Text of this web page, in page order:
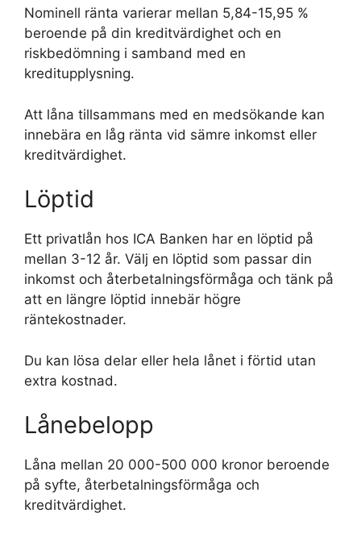
Nominell ränta varierar mellan 5,84-15,95 %
beroende på din kreditvärdighet och en
riskbedömning i samband med en
kreditupplysning.
Att låna tillsammans med en medsökande kan
innebära en låg ränta vid sämre inkomst eller
kreditvärdighet.
Löptid
Ett privatlån hos ICA Banken har en löptid på
mellan 3-12 år. Välj en löptid som passar din
inkomst och återbetalningsförmåga och tänk på
att en längre löptid innebär högre
räntekostnader.
Du kan lösa delar eller hela lånet i förtid utan
extra kostnad.
Lånebelopp
Låna mellan 20 000-500 000 kronor beroende
på syfte, återbetalningsförmåga och
kreditvärdighet.